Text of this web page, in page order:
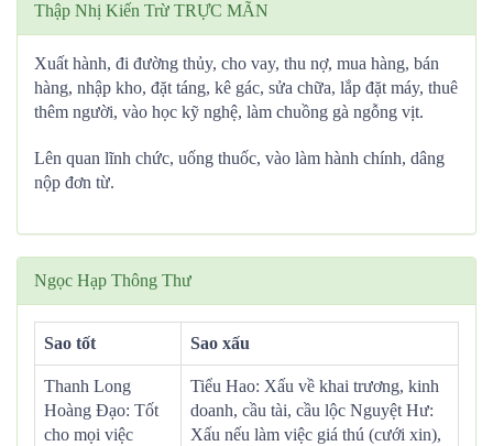
Thập Nhị Kiến Trừ TRỰC MÃN
Xuất hành, đi đường thủy, cho vay, thu nợ, mua hàng, bán
hàng, nhập kho, đặt táng, kê gác, sửa chữa, lắp đặt máy, thuê
thêm người, vào học kỹ nghệ, làm chuồng gà ngỗng vịt.
Lên quan lĩnh chức, uống thuốc, vào làm hành chính, dâng
nộp đơn từ.
Ngọc Hạp Thông Thư
Sao tốt Sao xấu
Thanh Long
Hoàng Đạo: Tốt
cho mọi việc
Tiểu Hao: Xấu về khai trương, kinh
doanh, cầu tài, cầu lộc Nguyệt Hư:
Xấu nếu làm việc giá thú (cưới xin),